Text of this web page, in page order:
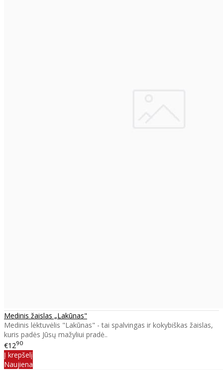
Medinis žaislas „Lakūnas"
Medinis lėktuvėlis "Lakūnas" - tai spalvingas ir kokybiškas žaislas,
kuris padės Jūsų mažyliui pradė..
€1290
Į krepšelį
Naujiena